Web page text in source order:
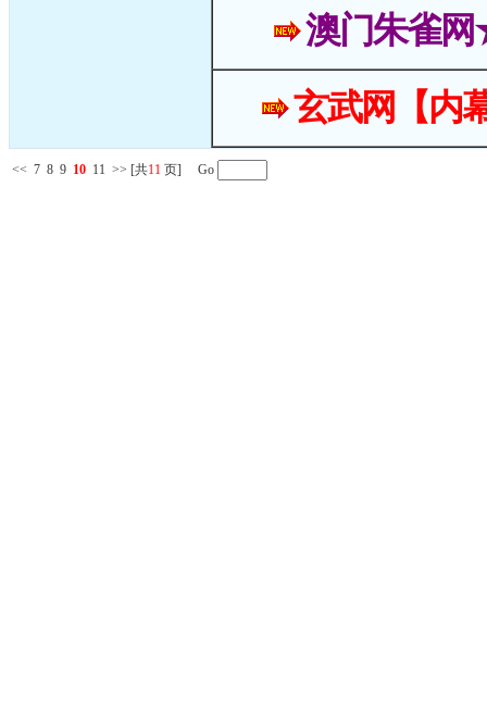
澳门朱雀
玄武网【内
<< 7 8 9 10 11 >> [共11 页] Go